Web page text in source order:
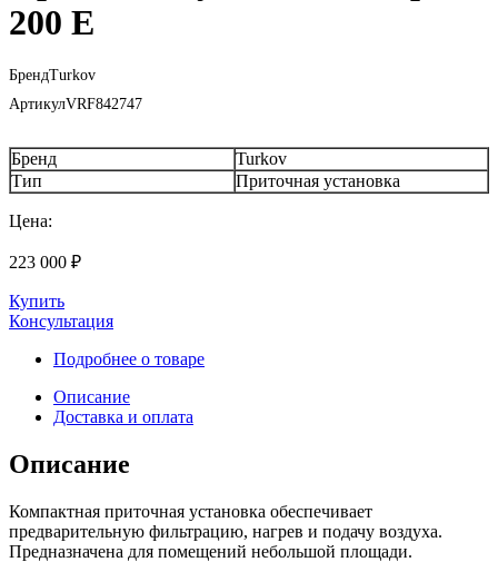
200 E
БрендTurkov
АртикулVRF842747
Бренд
Turkov
Тип
Приточная установка
Цена:
223 000 ₽
Купить
Консультация
Подробнее о товаре
Описание
Доставка и оплата
Описание
Компактная приточная установка обеспечивает
предварительную фильтрацию, нагрев и подачу воздуха.
Предназначена для помещений небольшой площади.